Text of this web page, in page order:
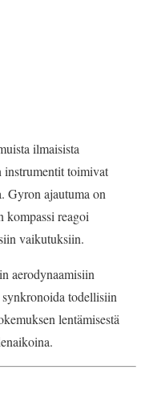
ilmaisista
instrumentit toimivat
Gyron ajautuma on
kompassi reagoi
vaikutuksiin.
aerodynaamisiin
todellisiin
lentämisestä